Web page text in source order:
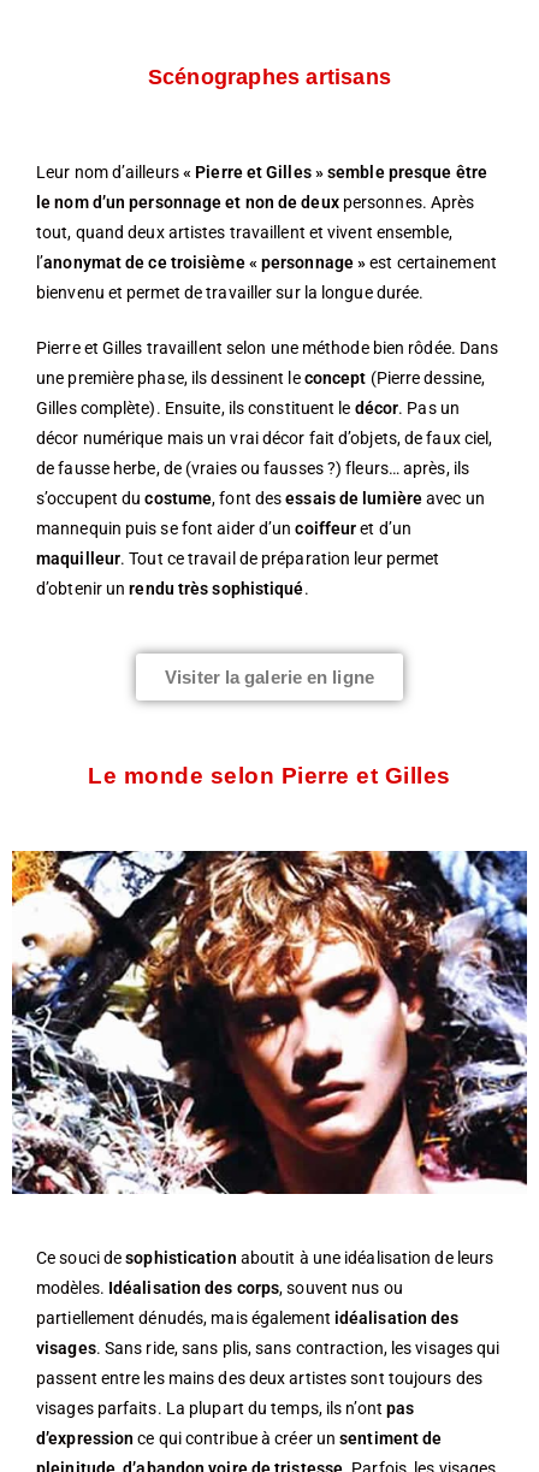
Scénographes artisans
Leur nom d’ailleurs« Pierre et Gilles » semble presque être
le nom d’un personnage et non de deuxpersonnes. Après
tout, quand deux artistes travaillent et vivent ensemble,
l’anonymat de ce troisième « personnage »est certainement
bienvenu et permet de travailler sur la longue durée.
Pierre et Gilles travaillent selon une méthode bien rôdée. Dans
une première phase, ils dessinent leconcept (Pierre dessine,
Gilles complète). Ensuite, ils constituent le décor. Pas un
décor numérique mais un vrai décor fait d’objets, de faux ciel,
de fausse herbe, de (vraies ou fausses ?) fleurs… après, ils
s’occupent ducostume, font desessais de lumièreavec un
mannequin puis se font aider d’uncoiffeuret d’un
maquilleur. Tout ce travail de préparation leur permet
d’obtenir unrendu très sophistiqué.
Visiter la galerie en ligne
Le monde selon Pierre et Gilles
Ce souci desophistication aboutit à une idéalisation de leurs
modèles. Idéalisation des corps, souvent nus ou
partiellement dénudés, mais également idéalisation des
visages. Sans ride, sans plis, sans contraction, les visages qui
passent entre les mains des deux artistes sont toujours des
visages parfaits. La plupart du temps, ils n’ont pas
d’expression ce qui contribue à créer unsentiment de